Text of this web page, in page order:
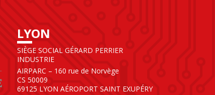
LYON
SIÈGE SOCIAL GÉRARD PERRIER
INDUSTRIE
AIRPARC – 160 rue de Norvège
CS 50009
69125 LYON AÉROPORT SAINT EXUPÉRY